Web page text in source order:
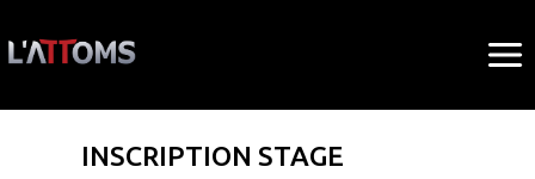
au
INSCRIPTION STAGE